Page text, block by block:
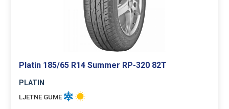
Platin 185/65 R14 Summer RP-320 82T
PLATIN
LJETNE GUME